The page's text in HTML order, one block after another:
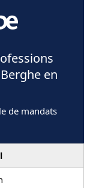
en
de mandats